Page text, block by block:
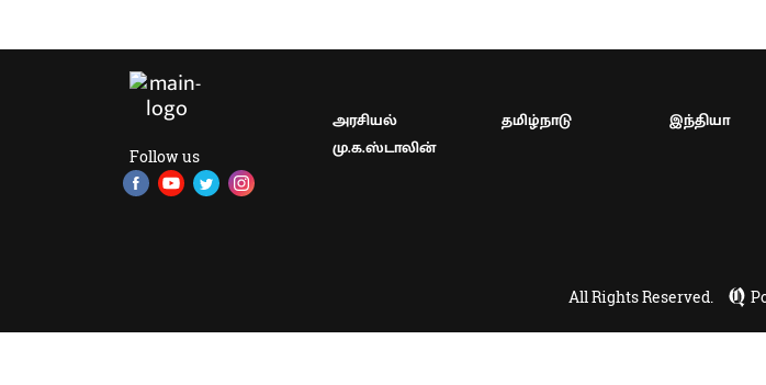
Follow us
அரசியல் தமிழ்நாடு இந்தியா
மு.க.ஸ்டாலின்
All Rights Reserved.